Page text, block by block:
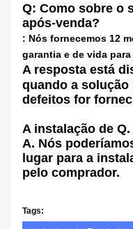
Q: Como sobre o
após-venda?
: Nós fornecemos 12
garantia e de vida
A resposta está
quando a solução
defeitos for
A instalação de
A. Nós
lugar para a
pelo comprador.
Tags: